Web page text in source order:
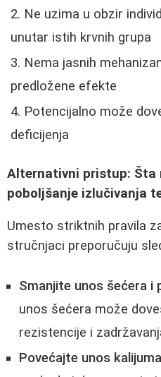
Ne uzima u obzir
unutar istih krvnih grupa
Nema jasnih
predložene efekte
Potencijalno može
deficijenja
Alternativni pristup: Šta
poboljšanje izlučivanja
Umesto striktnih pravila
stručnjaci preporučuju
Smanjite unos šećera i
unos šećera može
rezistencije i
Povećajte unos